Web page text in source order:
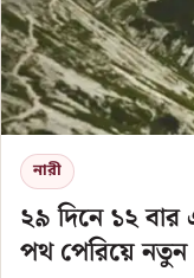
নারী
২৯ দিনে ১২
পথ পেরিয়ে